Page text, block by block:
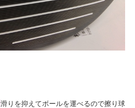
滑りを抑えてボールを運べるので擦り球